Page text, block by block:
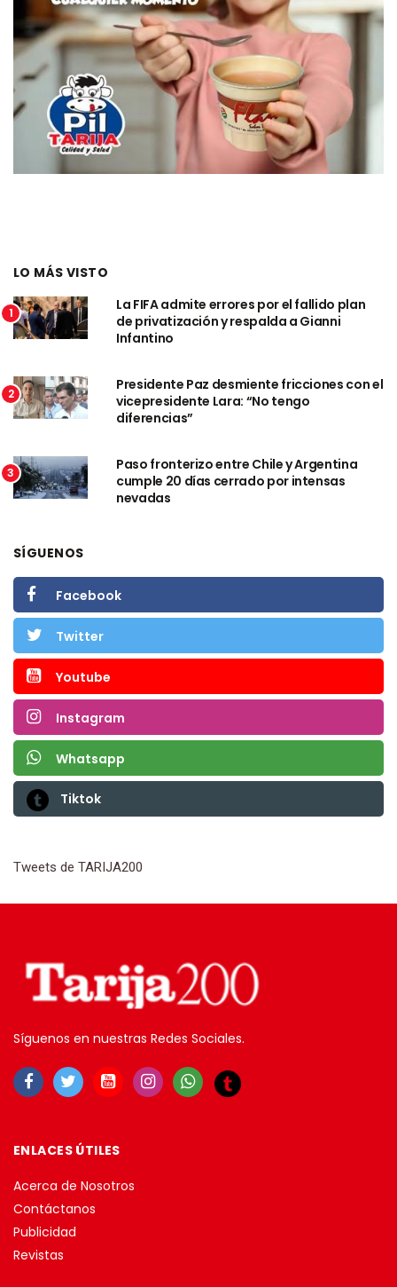
LO MÁS VISTO
1
La FIFA admite errores por el fallido plan
de privatización y respalda a Gianni
Infantino
2
Presidente Paz desmiente fricciones con el
vicepresidente Lara: “No tengo
diferencias”
3
Paso fronterizo entre Chile y Argentina
cumple 20 días cerrado por intensas
nevadas
SÍGUENOS
Facebook
Twitter
Youtube
Instagram
Whatsapp
Tiktok
Tweets de TARIJA200
Síguenos en nuestras Redes Sociales.
ENLACES ÚTILES
Acerca de Nosotros
Contáctanos
Publicidad
Revistas